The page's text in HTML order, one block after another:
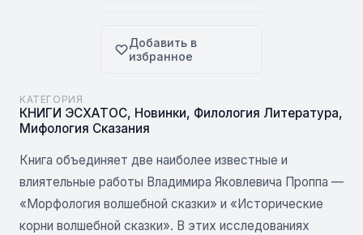
Добавить в
избранное
КАТЕГОРИЯ
КНИГИ ЭСХАТОС, Новинки, Филология Литература,
Мифология Сказания
Книга объединяет две наиболее известные и
влиятельные работы Владимира Яковлевича Проппа —
«Морфология волшебной сказки» и «Исторические
корни волшебной сказки». В этих исследованиях